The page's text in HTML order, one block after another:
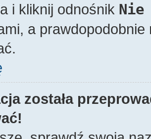
i kliknij odnośnik Nie
a
została